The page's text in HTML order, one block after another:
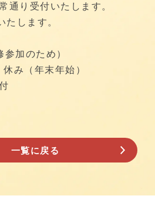
通り受付いたします。
たします。
加のため）
み（年末年始）
一覧に戻る